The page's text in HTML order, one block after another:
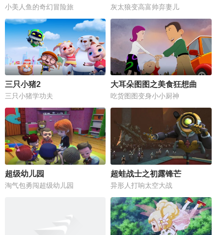
小美人鱼的奇幻冒险旅 灰太狼变高富帅弃妻儿
三只小猪2
三只小猪学功夫
大耳朵图图之美食狂想曲
吃货图图变身小小厨神
超级幼儿园
淘气包勇闯超级幼儿园
超蛙战士之初露锋芒
异形人打响太空大战